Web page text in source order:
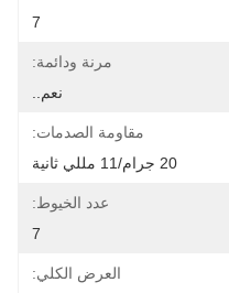
مرنة ودائمة:
نعم..
مقاومة الصدمات:
20 جرام/11 مللي ثانية
عدد الخيوط:
العرض الكلي: